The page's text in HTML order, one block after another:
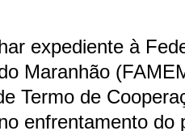
expediente à
Maranhão
Termo de
enfrentamento do